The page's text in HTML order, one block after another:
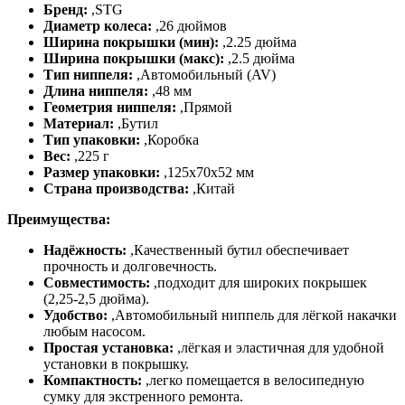
Бренд: ,STG
Диаметр колеса: ,26 дюймов
Ширина покрышки (мин): ,2.25 дюйма
Ширина покрышки (макс): ,2.5 дюйма
Тип ниппеля: ,Автомобильный (AV)
Длина ниппеля: ,48 мм
Геометрия ниппеля: ,Прямой
Материал: ,Бутил
Тип упаковки: ,Коробка
Вес: ,225 г
Размер упаковки: ,125x70x52 мм
Страна производства: ,Китай
Преимущества:
Надёжность: ,Качественный бутил обеспечивает
прочность и долговечность.
Совместимость: ,подходит для широких покрышек
(2,25-2,5 дюйма).
Удобство: ,Автомобильный ниппель для лёгкой накачки
любым насосом.
Простая установка: ,лёгкая и эластичная для удобной
установки в покрышку.
Компактность: ,легко помещается в велосипедную
сумку для экстренного ремонта.